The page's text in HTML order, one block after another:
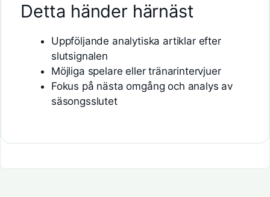
Detta händer härnäst
Uppföljande analytiska artiklar efter
slutsignalen
Möjliga spelare eller tränarintervjuer
Fokus på nästa omgång och analys av
säsongsslutet